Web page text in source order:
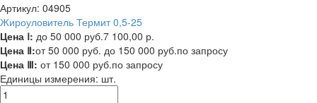
Артикул: 04905
Жироуловитель Термит 0,5-25
Цена Ⅰ: до 50 000 руб.7 100,00 р.
Цена Ⅱ:от 50 000 руб. до 150 000 руб.по запросу
Цена Ⅲ: от 150 000 руб.по запросу
Единицы измерения: шт.